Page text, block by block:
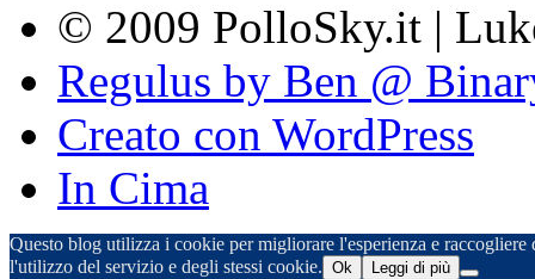
© 2009 PolloSky.it |
Regulus by Ben @
Creato con WordPress
In Cima
Questo blog utilizza i cookie per migliorare l'esperienza e
l'utilizzo del servizio e degli stessi cookie. Ok Leggi di più